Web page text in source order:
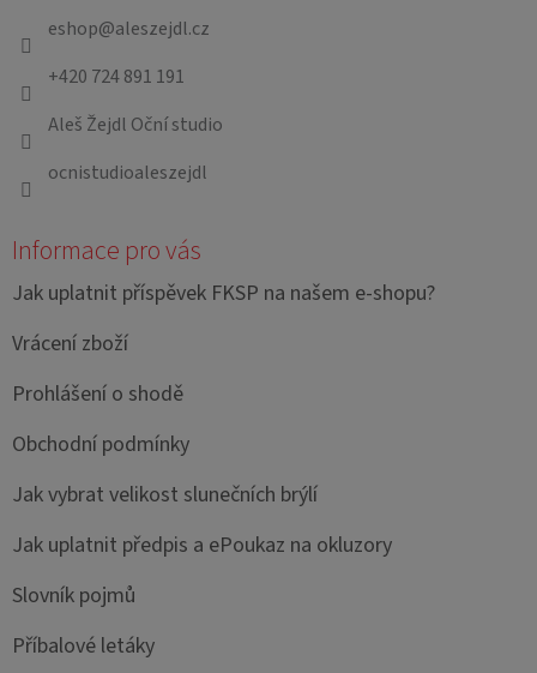
eshop@aleszejdl.cz
+420 724 891 191
Aleš Žejdl Oční studio
ocnistudioaleszejdl
Informace pro vás
Jak uplatnit příspěvek FKSP na našem e-shopu?
Vrácení zboží
Prohlášení o shodě
Obchodní podmínky
Jak vybrat velikost slunečních brýlí
Jak uplatnit předpis a ePoukaz na okluzory
Slovník pojmů
Příbalové letáky